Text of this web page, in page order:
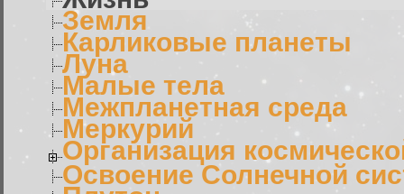
Земля
Карликовые планеты
Луна
Малые тела
Межпланетная среда
Меркурий
Организация
Освоение Солнечной